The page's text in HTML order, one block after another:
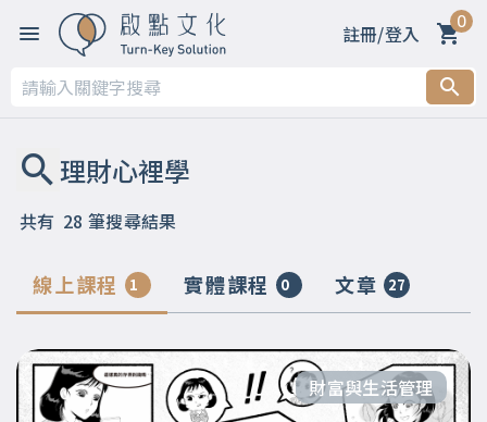
註冊/登入 0
共有 28 筆搜尋結果
線上課程 1 實體課程 0 文章 27
財富與生活管理